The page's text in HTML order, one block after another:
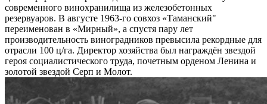
современного винохранилища из железобетонных
резервуаров. В августе 1963-го совхоз «Таманский"
переименован в «Мирный», а спустя пару лет
производительность виноградников превысила рекордные для
отрасли 100 ц/га. Директор хозяйства был награждён звездой
героя социалистического труда, почетным орденом Ленина и
золотой звездой Серп и Молот.